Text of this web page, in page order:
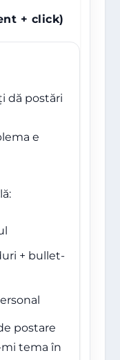
+ click)
dă postări
e
+ bullet-
postare
tema în